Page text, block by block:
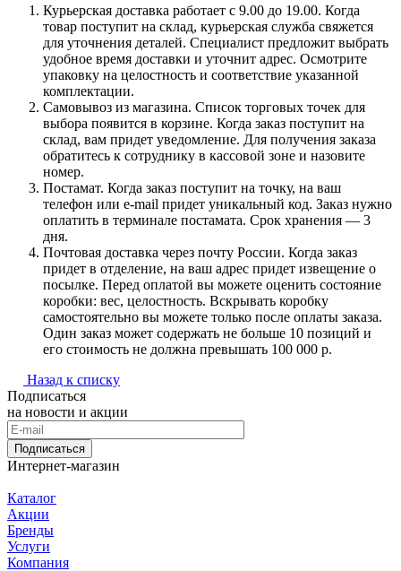
Курьерская доставка работает с 9.00 до 19.00. Когда
товар поступит на склад, курьерская служба свяжется
для уточнения деталей. Специалист предложит выбрать
удобное время доставки и уточнит адрес. Осмотрите
упаковку на целостность и соответствие указанной
комплектации.
Самовывоз из магазина. Список торговых точек для
выбора появится в корзине. Когда заказ поступит на
склад, вам придет уведомление. Для получения заказа
обратитесь к сотруднику в кассовой зоне и назовите
номер.
Постамат. Когда заказ поступит на точку, на ваш
телефон или e-mail придет уникальный код. Заказ нужно
оплатить в терминале постамата. Срок хранения — 3
дня.
Почтовая доставка через почту России. Когда заказ
придет в отделение, на ваш адрес придет извещение о
посылке. Перед оплатой вы можете оценить состояние
коробки: вес, целостность. Вскрывать коробку
самостоятельно вы можете только после оплаты заказа.
Один заказ может содержать не больше 10 позиций и
его стоимость не должна превышать 100 000 р.
Назад к списку
Подписаться
на новости и акции
Подписаться
Интернет-магазин
Каталог
Акции
Бренды
Услуги
Компания